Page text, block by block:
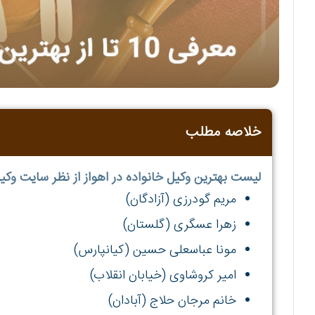
خلاصه مطلب
لیست بهترین وکیل خانواده در اهواز از نظر سایت
مریم گودرزی (آزادگان)
زهرا عسگری (گلستان)
مونا عباسعلی حسین (کیانپارس)
امیر کروشاوی (خیابان انقلاب)
خانم مرجان حلاج (آبادان)